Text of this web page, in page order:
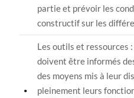
partie et prévoir les
constructif sur les
Les outils et ressources
doivent être informés
des moyens mis à leur
pleinement leurs